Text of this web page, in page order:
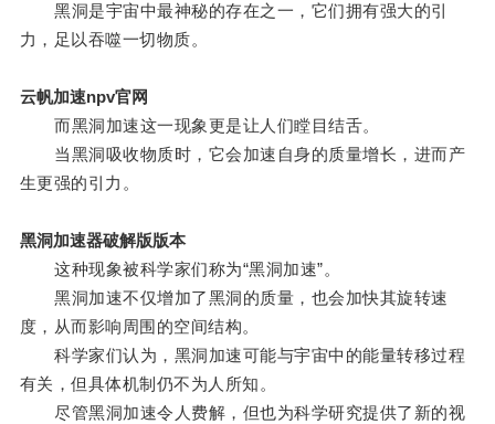
黑洞是宇宙中最神秘的存在之一，它们拥有强大的引
力，足以吞噬一切物质。
云帆加速npv官网
而黑洞加速这一现象更是让人们瞠目结舌。
当黑洞吸收物质时，它会加速自身的质量增长，进而产
生更强的引力。
黑洞加速器破解版版本
这种现象被科学家们称为“黑洞加速”。
黑洞加速不仅增加了黑洞的质量，也会加快其旋转速
度，从而影响周围的空间结构。
科学家们认为，黑洞加速可能与宇宙中的能量转移过程
有关，但具体机制仍不为人所知。
尽管黑洞加速令人费解，但也为科学研究提供了新的视